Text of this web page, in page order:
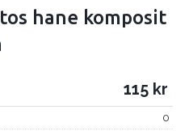
hane komposit
115
0